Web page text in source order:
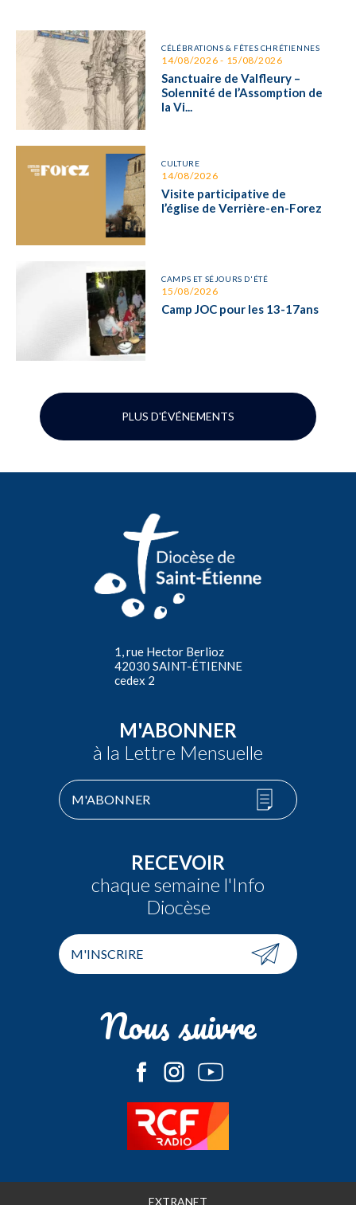
PLUS D'ÉVÉNEMENTS
CÉLÉBRATIONS & FÊTES CHRÉTIENNES
14/08/2026 - 15/08/2026
Sanctuaire de Valfleury –
Solennité de l’Assomption de
la Vi...
CULTURE
14/08/2026
Visite participative de
l’église de Verrière-en-Forez
CAMPS ET SÉJOURS D'ÉTÉ
15/08/2026
Camp JOC pour les 13-17ans
1, rue Hector Berlioz
42030 SAINT-ÉTIENNE
cedex 2
M'ABONNER
à la Lettre Mensuelle
M'ABONNER
RECEVOIR
chaque semaine l'Info
Diocèse
M'INSCRIRE
Nous suivre
EXTRANET